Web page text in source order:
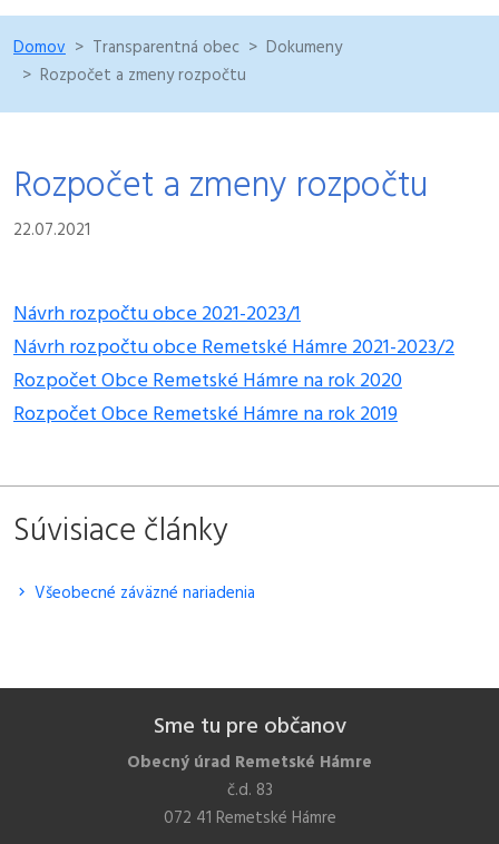
Domov Transparentná obec
Dokumeny
Rozpočet a zmeny rozpočtu
Rozpočet a zmeny rozpočtu
22.07.2021
Návrh rozpočtu obce 2021-2023/1
Návrh rozpočtu obce Remetské Hámre 2021-2023/2
Rozpočet Obce Remetské Hámre na rok 2020
Rozpočet Obce Remetské Hámre na rok 2019
Súvisiace články
Všeobecné záväzné nariadenia
Sme tu pre občanov
Obecný úrad Remetské Hámre
č.d. 83
072 41 Remetské Hámre